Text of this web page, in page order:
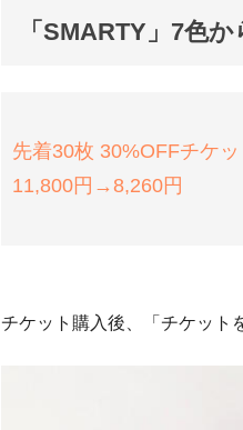
「SMARTY」7色
先着30枚 30%OFFチケッ
11,800円→8,260円
チケット購入後、「チケット